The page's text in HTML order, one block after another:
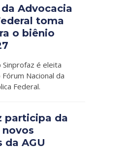
Advocacia
toma
o biênio
é eleita
Nacional da
Federal.
participa da
novos
da AGU